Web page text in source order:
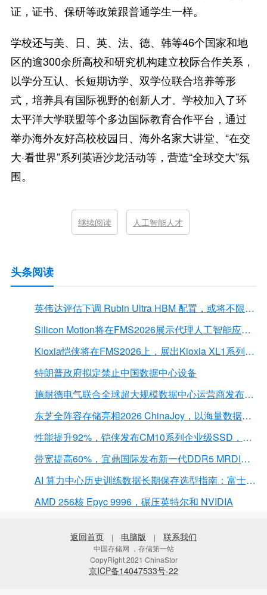
证，证书、保研等政策跟普通学生一样。
学校还与美、日、英、法、德、韩等46个国家和地
区的逾300余所高校和研究机构建立校际合作关系，
以学分互认、长短期访学、双学位联合培养等形
式，培养具有国际视野的创新人才。学校加入了环
太平洋大学联盟等个多边国际教育合作平台，通过
举办海外友好高校校园日、海外名家大讲堂、“在交
大·看世界”系列英语沙龙活动等，营造“全球交大”氛
围。
继续阅读 人工智能人才
头条阅读
英伟达评估下调 Rubin Ultra HBM 配置，或将不限于12Hi HBM4E
Silicon Motion将在FMS2026展示代理人工智能应用的下一代存储解决方案
Kioxia恺侠将在FMS2026上，展出Kioxia XL1系列内存扩展模块
特朗普政府拟定禁止中国数据中心设备
施耐德电气联合全球超大规模数据中心运营商发布弧闪风险评估报告
东芝全阵容存储亮相2026 ChinaJoy，以海量数据底座赋能“与AI同游”新体验
性能提升92%，铠侠发布CM10系列企业级SSD，首载PCIe 6.0接口
带宽提高60%，宜鼎国际发布新一代DDR5 MRDIMM 内存
AI 算力中心历史训练数据长期保存选型指南：富士胶片 LTO 磁带解决方案深度解析
AMD 256核 Epyc 9996，碾压英特尔和 NVIDIA
返回首页 | 电脑版 | 联系我们
中国存储网 ，存储第一站
CopyRight 2021 ChinaStor
京ICP备14047533号-22